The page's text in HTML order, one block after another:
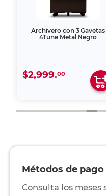
Archivero con 3 Gavetas
4Tune Metal Negro
$2,999.00
Métodos de pago
Consulta los meses